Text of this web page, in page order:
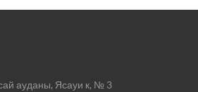
ауданы, Ясауи к, № 3